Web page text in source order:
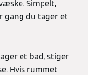
Simpelt,
gang du tager et
et bad, stiger
Hvis rummet